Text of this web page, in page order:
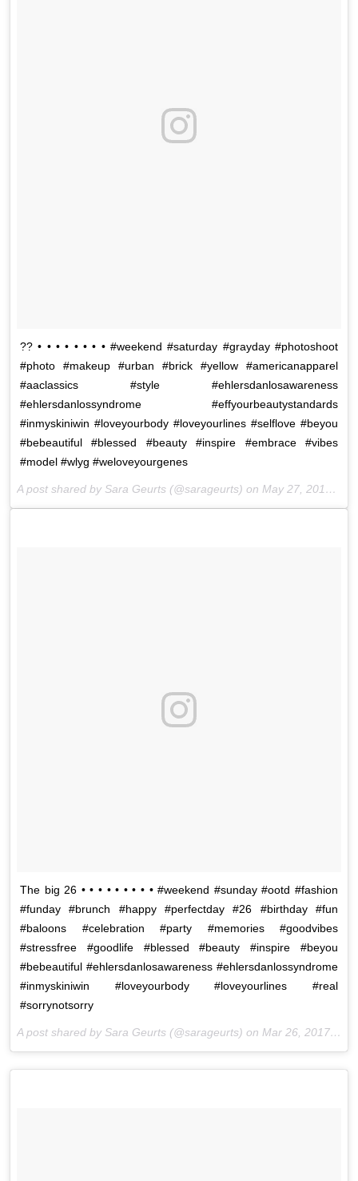
?? • • • • • • • • #weekend #saturday #grayday #photoshoot
#photo #makeup #urban #brick #yellow #americanapparel
#aaclassics #style #ehlersdanlosawareness
#ehlersdanlossyndrome #effyourbeautystandards
#inmyskiniwin #loveyourbody #loveyourlines #selflove #beyou
#bebeautiful #blessed #beauty #inspire #embrace #vibes
#model #wlyg #weloveyourgenes
A post shared by Sara Geurts (@sarageurts) on May 27, 2017 at 12:27pm PDT
The big 26 • • • • • • • • • #weekend #sunday #ootd #fashion
#funday #brunch #happy #perfectday #26 #birthday #fun
#baloons #celebration #party #memories #goodvibes
#stressfree #goodlife #blessed #beauty #inspire #beyou
#bebeautiful #ehlersdanlosawareness #ehlersdanlossyndrome
#inmyskiniwin #loveyourbody #loveyourlines #real
#sorrynotsorry
A post shared by Sara Geurts (@sarageurts) on Mar 26, 2017 at 1:29pm PDT